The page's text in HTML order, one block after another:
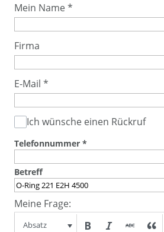
Mein Name*
Firma
E-Mail *
Ich wünsche einen Rückruf
Telefonnummer *
Betreff
Meine Frage:
Absatz